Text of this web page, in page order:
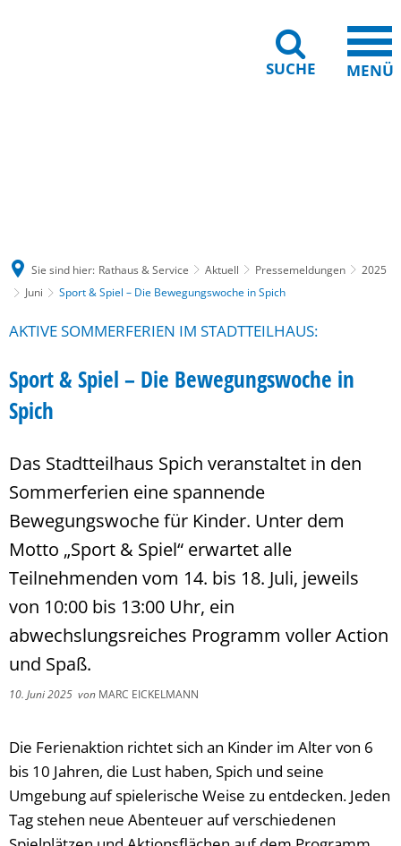
SUCHE MENÜ
Sie sind hier: Rathaus & Service Aktuell Pressemeldungen
2025
Juni
Sport & Spiel – Die Bewegungswoche in Spich
AKTIVE SOMMERFERIEN IM STADTTEILHAUS:
Sport & Spiel – Die Bewegungswoche in
Spich
Das Stadtteilhaus Spich veranstaltet in den
Sommerferien eine spannende
Bewegungswoche für Kinder. Unter dem
Motto „Sport & Spiel“ erwartet alle
Teilnehmenden vom 14. bis 18. Juli, jeweils
von 10:00 bis 13:00 Uhr, ein
abwechslungsreiches Programm voller Action
und Spaß.
10. Juni 2025 von MARC EICKELMANN
Die Ferienaktion richtet sich an Kinder im Alter von 6
bis 10 Jahren, die Lust haben, Spich und seine
Umgebung auf spielerische Weise zu entdecken. Jeden
Tag stehen neue Abenteuer auf verschiedenen